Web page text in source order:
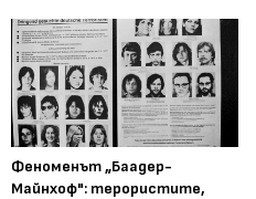
Феноменът „Баадер-
Майнхоф": терористите,